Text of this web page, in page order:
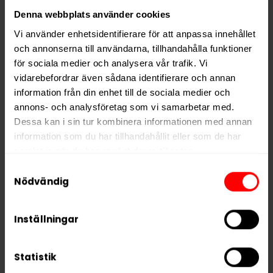
Denna webbplats använder cookies
Vi använder enhetsidentifierare för att anpassa innehållet
och annonserna till användarna, tillhandahålla funktioner
för sociala medier och analysera vår trafik. Vi
vidarebefordrar även sådana identifierare och annan
information från din enhet till de sociala medier och
annons- och analysföretag som vi samarbetar med.
Dessa kan i sin tur kombinera informationen med annan
information som du har tillhandahållit eller som de har
We work with
who may receive and
Nödvändig
Inställningar
Statistik
användarkomfort. Après No. 14 Ski Limited Edition S2 är
ett utmärkt val för dig som söker ettfriskt, bärigt
och välbalanseratvitt snus – perfekt både till
vardags och under vintriga utomhusaktiviteter.
Hitta alla produkter frånAprès
Alla produkter med smaken Bär
Styrka